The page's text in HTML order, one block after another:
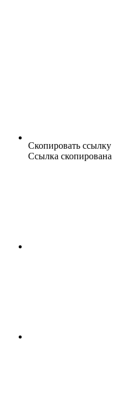
Скопировать ссылку
Ссылка скопирована